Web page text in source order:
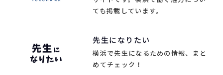
ても掲載しています。
先生になりたい
横浜で先生になるための情報、まと
めてチェック！